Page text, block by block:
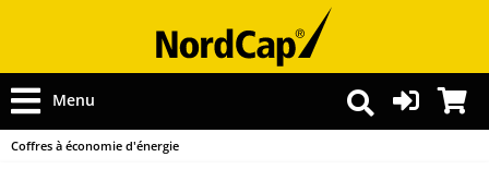
Menu
Coffres à économie d'énergie